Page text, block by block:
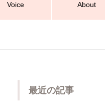
Voice About
最近の記事